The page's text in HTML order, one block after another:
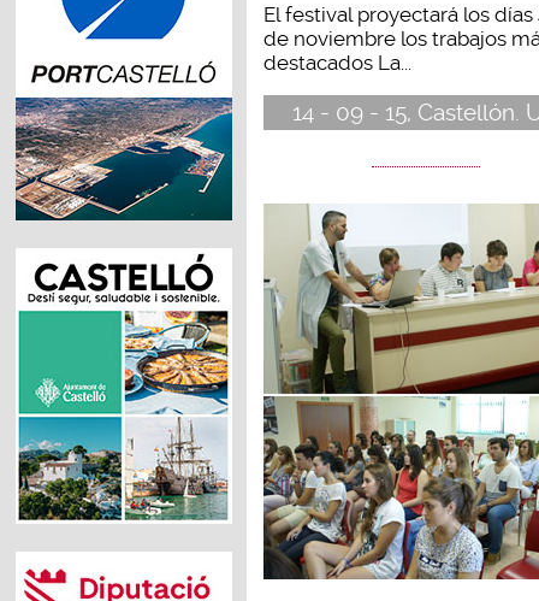
El festival proyectará los días
de noviembre los trabajos
destacados La...
14 - 09 - 15, Castellón.